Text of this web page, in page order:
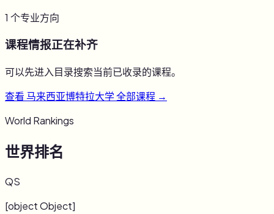
1 个专业方向
课程情报正在补齐
可以先进入目录搜索当前已收录的课程。
查看 马来西亚博特拉大学全部课程 →
World Rankings
世界排名
QS
[object Object]